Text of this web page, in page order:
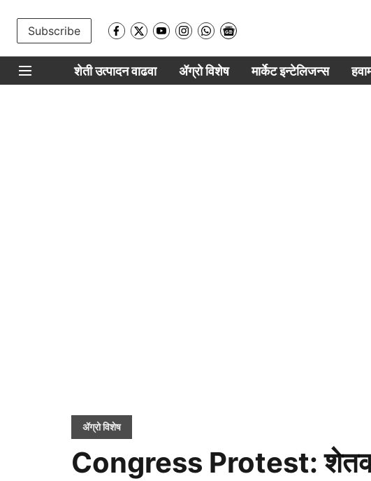
Subscribe
शेती उत्पादन वाढवा ॲग्रो विशेष मार्केट इन्टेलिजन्स
ॲग्रो विशेष
Congress Protest: